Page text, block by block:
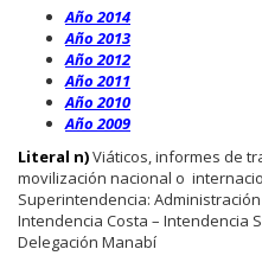
Año 2014
Año 2013
Año 2012
Año 2011
Año 2010
Año 2009
Literal n)Viáticos, informes de
movilización nacional o
Superintendencia:
Intendencia Costa – Intendencia
Delegación Manabí